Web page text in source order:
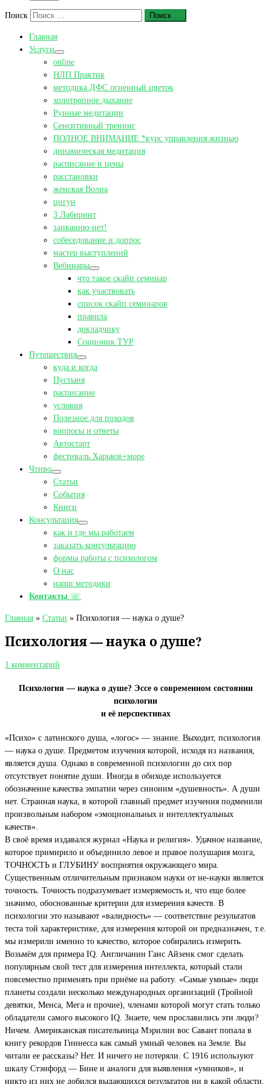
Поиск Поиск …
Главная
Услуги
online
НЛП Практик
методика ДФС огненный цветок
холотропное дыхание
Рунные медитации
Сенситивный тренинг
ПОЛНОЕ ВНИМАНИЕ *курс управления жизнью
динамическая медитация
расписание и цены
расстановки
женская Волна
цигун
3 Лабиринт
заиканию-нет!
собеседование и допрос
мастер выступлений
Вебинары
что такое скайп семинар
как участвовать
список скайп семинаров
правила
докладчику
Соционик ТУР
Путешествия
куда и когда
Пустыня
расписание
условия
Полезное для походов
вопросы и ответы
Автостарт
фестиваль Харьков+море
Чтиво
Статьи
События
Книги
Консультация
как и где мы работаем
заказать консультацию
формы работы с психологом
О нас
наши методики
Контакты ☏
Главная » Статьи » Психология — наука о душе?
Психология — наука о душе?
1 комментарий
Психология — наука о душе? Эссе о современном состоянии
психологии
и её перспективах
«Психо» с латинского душа, «логос» — знание. Выходит, психология
— наука о душе. Предметом изучения которой, исходя из названия,
является душа. Однако в современной психологии до сих пор
отсутствует понятие души. Иногда в обиходе используется
обозначение качества эмпатии через синоним «душевность». А души
нет. Странная наука, в которой главный предмет изучения подменили
произвольным набором «эмоциональных и интеллектуальных
качеств».
В своё время издавался журнал «Наука и религия». Удачное название,
которое примирило и объединило левое и правое полушария мозга,
ТОЧНОСТЬ и ГЛУБИНУ восприятия окружающего мира.
Существенным отличительным признаком науки от не-науки является
точность. Точность подразумевает измеряемость и, что еще более
значимо, обоснованные критерии для измерения качеств. В
психологии это называют «валидность» — соответствие результатов
теста той характеристике, для измерения которой он предназначен, т.е.
мы измерили именно то качество, которое собирались измерить.
Возьмём для примера IQ. Англичанин Ганс Айзенк смог сделать
популярным свой тест для измерения интеллекта, который стали
повсеместно применять при приёме на работу. «Самые умные» люди
планеты создали несколько международных организаций (Тройной
девятки, Менса, Мега и прочие), членами которой могут стать только
обладатели самого высокого IQ. Знаете, чем прославились эти люди?
Ничем. Американская писательница Мэрилин вос Савант попала в
книгу рекордов Гиннесса как самый умный человек на Земле. Вы
читали ее рассказы? Нет. И ничего не потеряли. С 1916 используют
шкалу Стэнфорд — Бине и аналоги для выявления «умников», и
никто из них не добился выдающихся результатов ни в какой области.